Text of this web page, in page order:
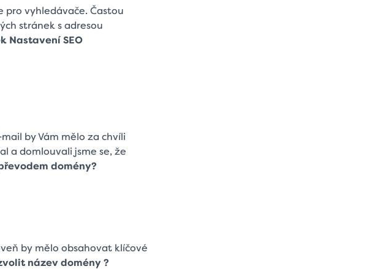
vyhledávače. Častou
stránek s adresou
Nastavení SEO
by Vám mělo za chvíli
a domlouvali jsme se, že
domény?
by mělo obsahovat klíčové
název domény ?